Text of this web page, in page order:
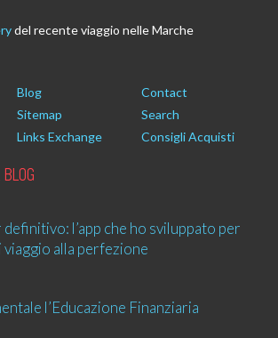
del recente viaggio nelle Marche
Blog
Contact
Sitemap
Search
Links Exchange Consigli Acquisti
l’app che ho sviluppato per
alla perfezione
l’Educazione Finanziaria